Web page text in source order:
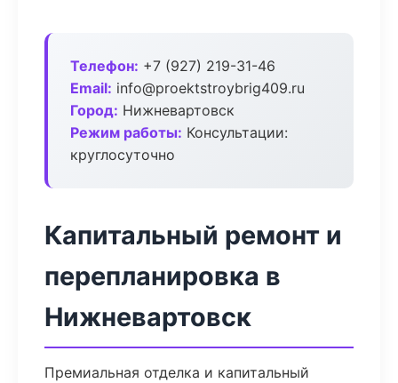
Телефон: +7 (927) 219-31-46
Email: info@proektstroybrig409.ru
Город: Нижневартовск
Режим работы: Консультации:
круглосуточно
Капитальный ремонт и
перепланировка в
Нижневартовск
Премиальная отделка и капитальный